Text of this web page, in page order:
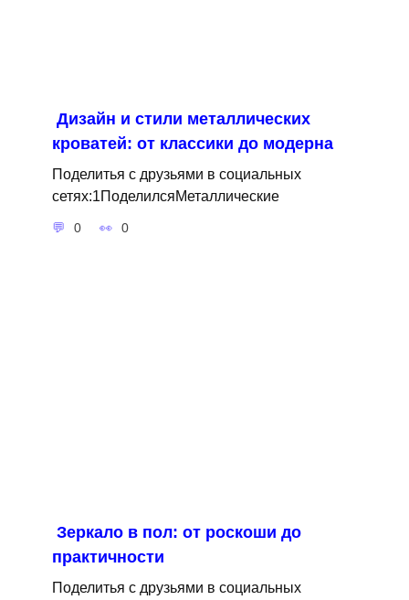
Дизайн и стили металлических
кроватей: от классики до модерна
Поделитья с друзьями в социальных
сетях:1ПоделилсяМеталлические
0 0
Зеркало в пол: от роскоши до
практичности
Поделитья с друзьями в социальных